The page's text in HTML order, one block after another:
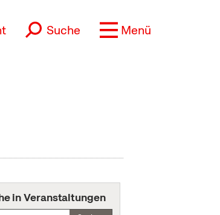
Suche Menü
in Veranstaltungen